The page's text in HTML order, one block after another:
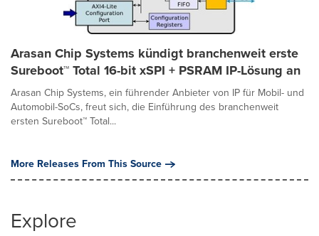
Arasan Chip Systems kündigt branchenweit erste
Sureboot™ Total 16-bit xSPI + PSRAM IP-Lösung an
Arasan Chip Systems, ein führender Anbieter von IP für Mobil- und
Automobil-SoCs, freut sich, die Einführung des branchenweit
ersten Sureboot™ Total...
More Releases From This Source
Explore